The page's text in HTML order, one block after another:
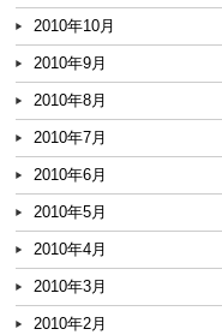
2010年10月
2010年9月
2010年8月
2010年7月
2010年6月
2010年5月
2010年4月
2010年3月
2010年2月